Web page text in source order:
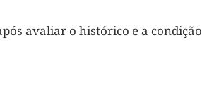
avaliar o histórico e a condição